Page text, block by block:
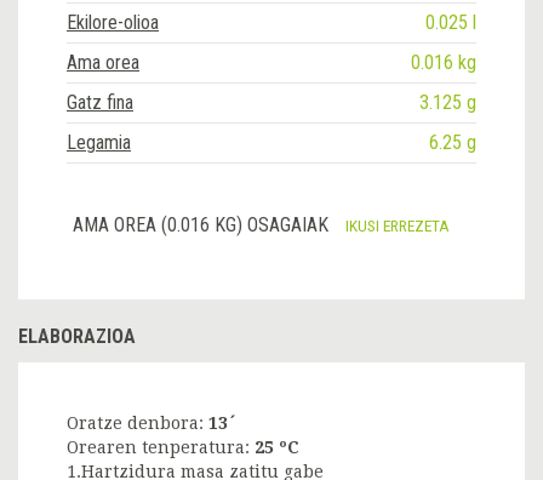
Ekilore-olioa
0.025 l
Ama orea
0.016 kg
Gatz fina
3.125 g
Legamia
6.25 g
AMA OREA (0.016 KG) OSAGAIAK IKUSI ERREZETA
ELABORAZIOA
Oratze denbora: 13´
Orearen tenperatura: 25 ºC
1.Hartzidura masa zatitu gabe